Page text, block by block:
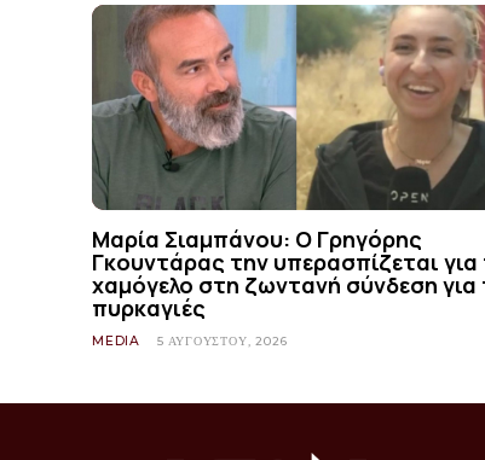
Μαρία Σιαμπάνου: Ο Γρηγόρης
Γκουντάρας την υπερασπίζεται για
χαμόγελο στη ζωντανή σύνδεση για
πυρκαγιές
MEDIA 5 ΑΥΓΟΎΣΤΟΥ, 2026